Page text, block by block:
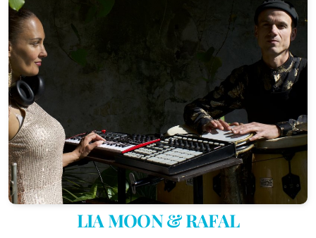
LIA MOON & RAFAL